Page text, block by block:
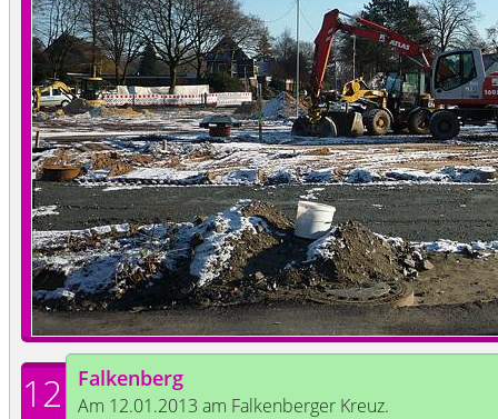
12
Falkenberg
Am 12.01.2013 am Falkenberger Kreuz.